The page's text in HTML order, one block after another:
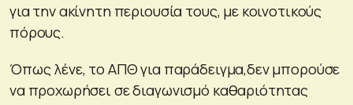
για την ακίνητη περιουσία τους, με κοινοτικούς
πόρους.
Όπως λένε, το ΑΠΘ για παράδειγμα,δεν μπορούσε
να προχωρήσει σε διαγωνισμό καθαριότητας